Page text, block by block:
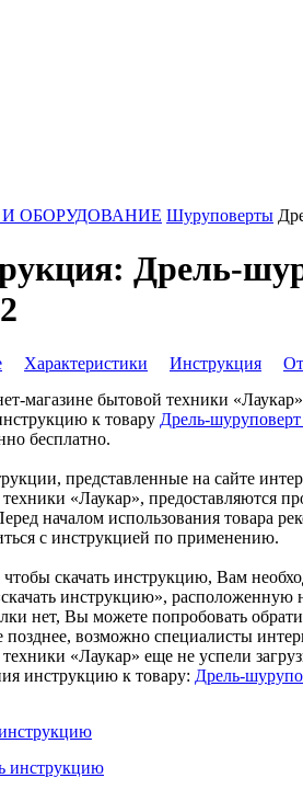
ОБОРУДОВАНИЕ Шуруповерты
Дрель-
Характеристики Инструкция
магазине бытовой техники
к товару Дрель-
бесплатно.
представленные на сайте
«Лаукар», предоставляются
началом использования товара
с инструкцией по применению.
чтобы скачать инструкцию, Вам
инструкцию», расположенную
нет, Вы можете попробовать
позднее, возможно специалисты
«Лаукар» еще не успели
инструкцию к товару: Дрель-
инструкцию